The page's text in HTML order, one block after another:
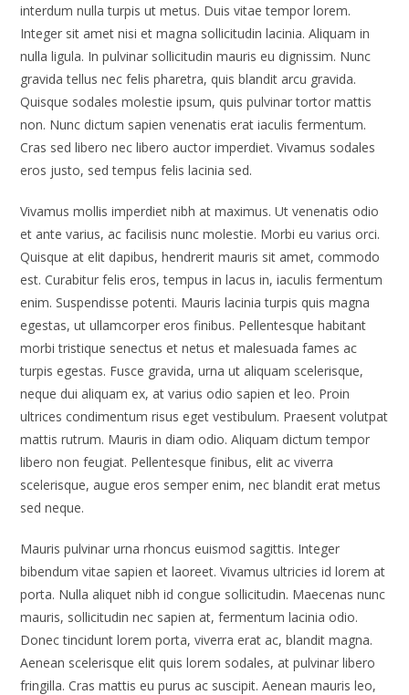
interdum nulla turpis ut metus. Duis vitae tempor lorem.
Integer sit amet nisi et magna sollicitudin lacinia. Aliquam in
nulla ligula. In pulvinar sollicitudin mauris eu dignissim. Nunc
gravida tellus nec felis pharetra, quis blandit arcu gravida.
Quisque sodales molestie ipsum, quis pulvinar tortor mattis
non. Nunc dictum sapien venenatis erat iaculis fermentum.
Cras sed libero nec libero auctor imperdiet. Vivamus sodales
eros justo, sed tempus felis lacinia sed.
Vivamus mollis imperdiet nibh at maximus. Ut venenatis odio
et ante varius, ac facilisis nunc molestie. Morbi eu varius orci.
Quisque at elit dapibus, hendrerit mauris sit amet, commodo
est. Curabitur felis eros, tempus in lacus in, iaculis fermentum
enim. Suspendisse potenti. Mauris lacinia turpis quis magna
egestas, ut ullamcorper eros finibus. Pellentesque habitant
morbi tristique senectus et netus et malesuada fames ac
turpis egestas. Fusce gravida, urna ut aliquam scelerisque,
neque dui aliquam ex, at varius odio sapien et leo. Proin
ultrices condimentum risus eget vestibulum. Praesent volutpat
mattis rutrum. Mauris in diam odio. Aliquam dictum tempor
libero non feugiat. Pellentesque finibus, elit ac viverra
scelerisque, augue eros semper enim, nec blandit erat metus
sed neque.
Mauris pulvinar urna rhoncus euismod sagittis. Integer
bibendum vitae sapien et laoreet. Vivamus ultricies id lorem at
porta. Nulla aliquet nibh id congue sollicitudin. Maecenas nunc
mauris, sollicitudin nec sapien at, fermentum lacinia odio.
Donec tincidunt lorem porta, viverra erat ac, blandit magna.
Aenean scelerisque elit quis lorem sodales, at pulvinar libero
fringilla. Cras mattis eu purus ac suscipit. Aenean mauris leo,